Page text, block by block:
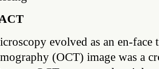
evolved as an en-face
(OCT) image was a